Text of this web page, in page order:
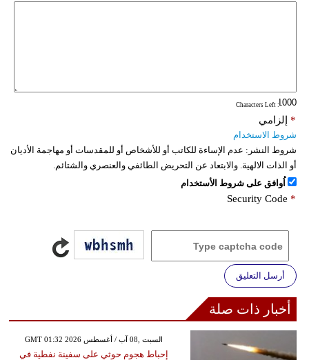
: Characters Left
إلزامي *
شروط الاستخدام
شروط النشر: عدم الإساءة للكاتب أو للأشخاص أو للمقدسات أو مهاجمة الأديان
أو الذات الالهية. والابتعاد عن التحريض الطائفي والعنصري والشتائم.
اُوافق على شروط الأستخدام
Security Code *
أرسل التعليق
أخبار ذات صلة
GMT 01:32 2026 السبت ,08 آب / أغسطس
إحباط هجوم حوثي على سفينة نفطية في